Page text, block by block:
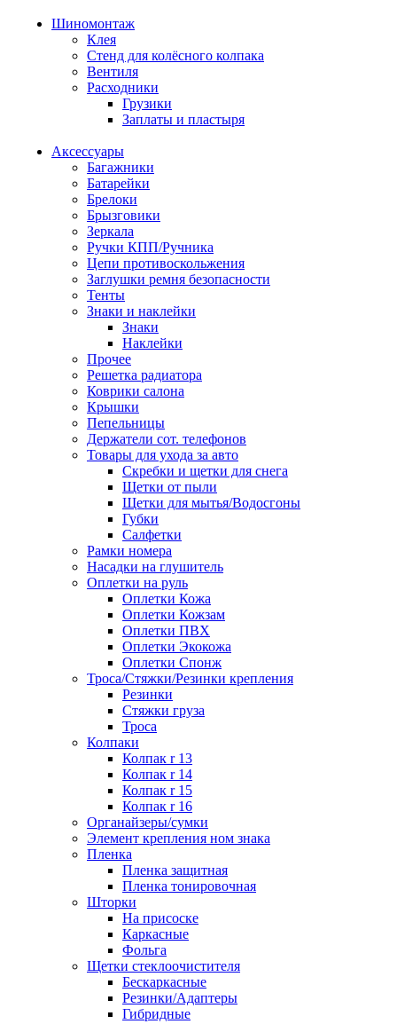
Шиномонтаж
Клея
Стенд для колёсного колпака
Вентиля
Расходники
Грузики
Заплаты и пластыря
Аксессуары
Багажники
Батарейки
Брелоки
Брызговики
Зеркала
Ручки КПП/Ручника
Цепи противоскольжения
Заглушки ремня безопасности
Тенты
Знаки и наклейки
Знаки
Наклейки
Прочее
Решетка радиатора
Коврики салона
Крышки
Пепельницы
Держатели сот. телефонов
Товары для ухода за авто
Скребки и щетки для снега
Щетки от пыли
Щетки для мытья/Водосгоны
Губки
Салфетки
Рамки номера
Насадки на глушитель
Оплетки на руль
Оплетки Кожа
Оплетки Кожзам
Оплетки ПВХ
Оплетки Экокожа
Оплетки Спонж
Троса/Стяжки/Резинки крепления
Резинки
Стяжки груза
Троса
Колпаки
Колпак r 13
Колпак r 14
Колпак r 15
Колпак r 16
Органайзеры/сумки
Элемент крепления ном знака
Пленка
Пленка защитная
Пленка тонировочная
Шторки
На присоске
Каркасные
Фольга
Щетки стеклоочистителя
Бескаркасные
Резинки/Адаптеры
Гибридные